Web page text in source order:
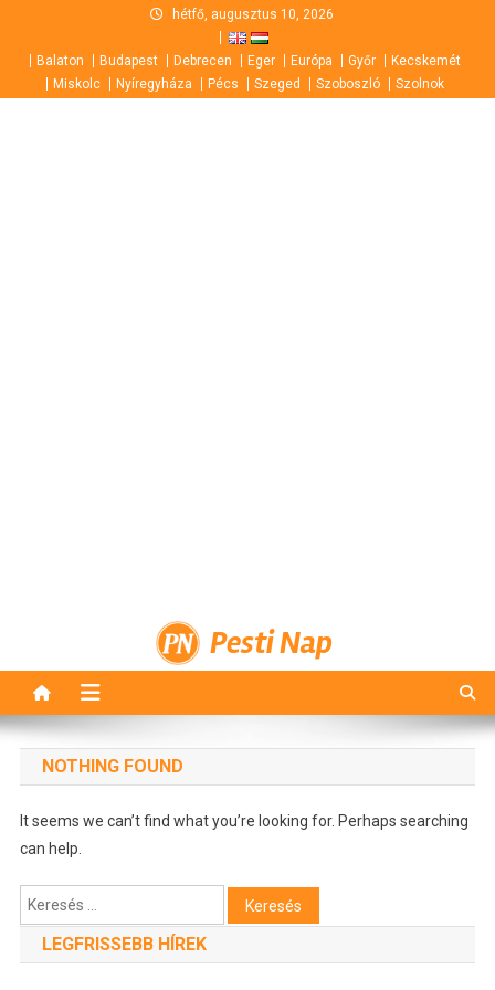
content
hétfő, augusztus 10, 2026
Balaton Budapest Debrecen Eger Európa Győr
Kecskemét
Miskolc
Nyíregyháza Pécs Szeged Szoboszló Szolnok
Pesti Nap
NOTHING FOUND
It seems we can’t find what you’re looking for. Perhaps searching
can help.
Keresés:
LEGFRISSEBB HÍREK